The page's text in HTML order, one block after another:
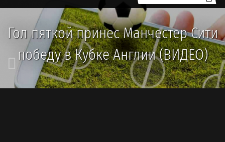
Гол пяткой принес Манчестер Сити
победу в Кубке Англии (ВИДЕО)